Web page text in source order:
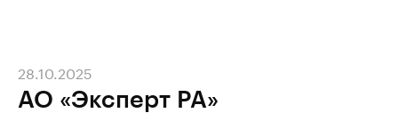
АО «Эксперт РА»
28.10.2025